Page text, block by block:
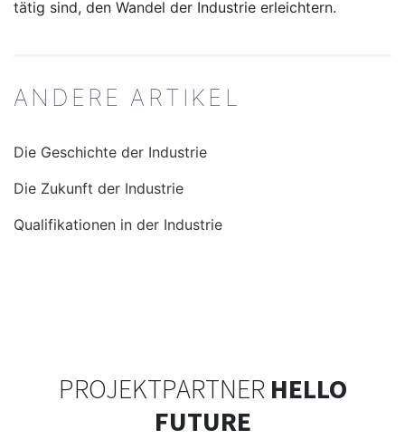
ANDERE ARTIKEL
Die Geschichte der Industrie
Die Zukunft der Industrie
Qualifikationen in der Industrie
tätig sind, den Wandel der Industrie erleichtern.
PROJEKTPARTNER HELLO
FUTURE